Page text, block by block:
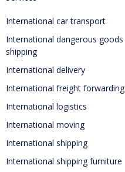
International car transport
International dangerous goods
shipping
International delivery
International freight forwarding
International logistics
International moving
International shipping
International shipping furniture